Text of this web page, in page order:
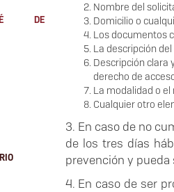
DE
Nombre del
Domicilio o
Los documentos
La descripción
Descripción clara
derecho de
La modalidad o
Cualquier otro
3. En caso de no
de los tres días
prevención y
4. En caso de ser